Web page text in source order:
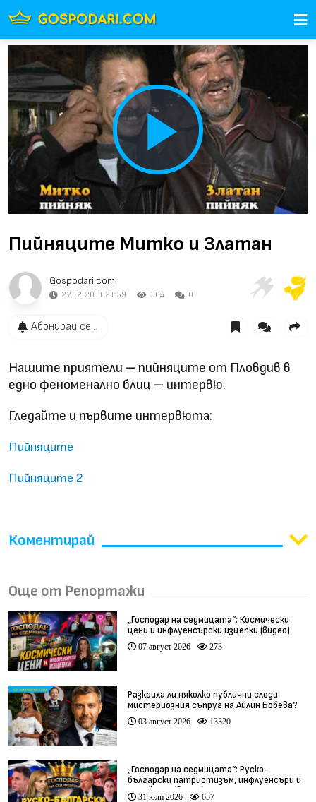
Play
Video
Пийняците Митко и Златан
Gospodari.com
27.12.2011 21:59 364 0
Абонирай се...
Нашите приятели – пийняците от Пловдив в
едно феноменално блиц – интервю.
Гледайте и първите интервюта:
Пийняците
Пийняците 2
Коментирай
Още от Репортажи
„Господар на седмицата“: Космически
цени и инфлуенсърски изцепки (видео)
07 август 2026 273
Разкриха ли няколко публични следи
мистериозния съпруг на Айлин Бобева?
03 август 2026 13320
„Господар на седмицата“: Руско-
български патриотизъм, инфлуенсъри и
тарикати (видео)
31 юли 2026 657